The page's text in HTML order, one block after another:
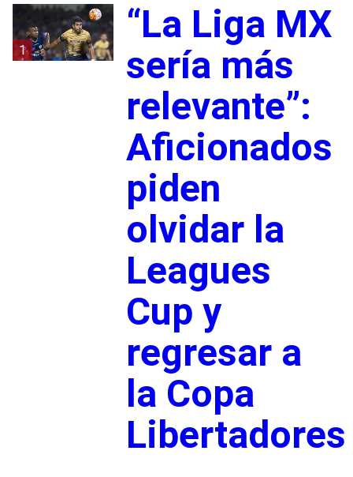
1
“La Liga MX
sería más
relevante”:
Aficionados
piden
olvidar la
Leagues
Cup y
regresar a
la Copa
Libertadores